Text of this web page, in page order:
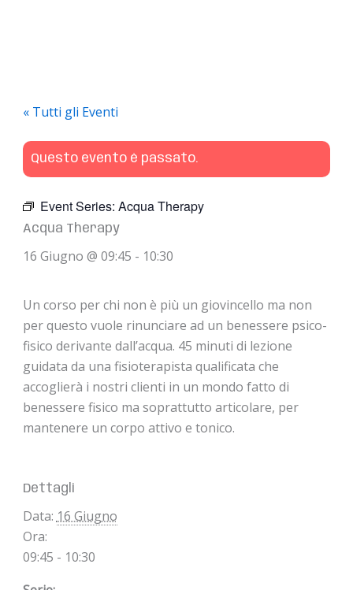
« Tutti gli Eventi
Questo evento è passato.
Event Series: Acqua Therapy
Acqua Therapy
16 Giugno @ 09:45 - 10:30
Un corso per chi non è più un giovincello ma non
per questo vuole rinunciare ad un benessere psico-
fisico derivante dall’acqua. 45 minuti di lezione
guidata da una fisioterapista qualificata che
accoglierà i nostri clienti in un mondo fatto di
benessere fisico ma soprattutto articolare, per
mantenere un corpo attivo e tonico.
Dettagli
Data: 16 Giugno
Ora:
09:45 - 10:30